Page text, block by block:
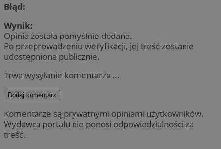
Błąd:
Wynik:
Opinia została pomyślnie dodana.
Po przeprowadzeniu weryfikacji, jej treść zostanie
udostępniona publicznie.
Trwa wysyłanie komentarza ...
Dodaj komentarz
Komentarze są prywatnymi opiniami użytkowników.
Wydawca portalu nie ponosi odpowiedzialności za
treść.